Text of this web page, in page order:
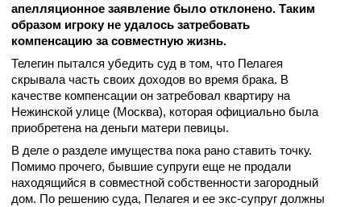
апелляционное заявление было отклонено. Таким
образом игроку не удалось затребовать
компенсацию за совместную жизнь.
Телегин пытался убедить суд в том, что Пелагея
скрывала часть своих доходов во время брака. В
качестве компенсации он затребовал квартиру на
Нежинской улице (Москва), которая официально была
приобретена на деньги матери певицы.
В деле о разделе имущества пока рано ставить точку.
Помимо прочего, бывшие супруги еще не продали
находящийся в совместной собственности загородный
дом. По решению суда, Пелагея и ее экс-супруг должны